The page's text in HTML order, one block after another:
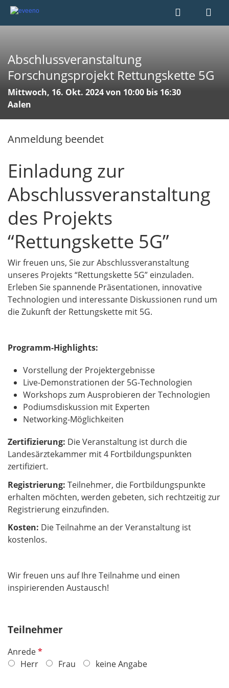
Abschlussveranstaltung
Forschungsprojekt Rettungskette 5G
Mittwoch, 16. Okt. 2024 von 10:00 bis 16:30
Aalen
Anmeldung beendet
Einladung zur
Abschlussveranstaltung
des Projekts
“Rettungskette 5G”
Wir freuen uns, Sie zur Abschlussveranstaltung
unseres Projekts “Rettungskette 5G” einzuladen.
Erleben Sie spannende Präsentationen, innovative
Technologien und interessante Diskussionen rund um
die Zukunft der Rettungskette mit 5G.
Programm-Highlights:
Vorstellung der Projektergebnisse
Live-Demonstrationen der 5G-Technologien
Workshops zum Ausprobieren der Technologien
Podiumsdiskussion mit Experten
Networking-Möglichkeiten
Zertifizierung: Die Veranstaltung ist durch die
Landesärztekammer mit 4 Fortbildungspunkten
zertifiziert.
Registrierung: Teilnehmer, die Fortbildungspunkte
erhalten möchten, werden gebeten, sich rechtzeitig zur
Registrierung einzufinden.
Kosten: Die Teilnahme an der Veranstaltung ist
kostenlos.
Wir freuen uns auf Ihre Teilnahme und einen
inspirierenden Austausch!
Teilnehmer
AnredeP
f
Herr Frau keine Angabe